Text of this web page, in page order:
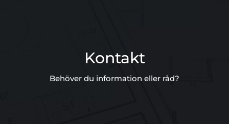
Kontakt
Behöver du information eller råd?